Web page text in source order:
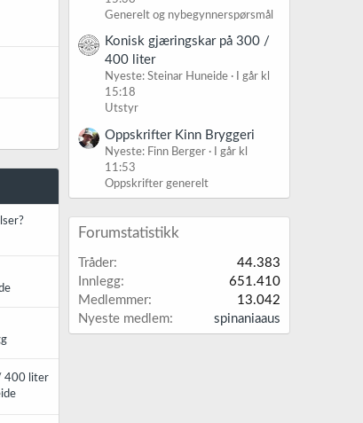
400 liter
Generelt og nybegynnerspørsmål
Konisk gjæringskar på 300 /
400 liter
Nyeste: Steinar Huneide
I går kl
15:18
Utstyr
Oppskrifter Kinn Bryggeri
Nyeste: Finn Berger
I går kl
11:53
Oppskrifter generelt
Forumstatistikk
Tråder
44.383
Innlegg
651.410
Medlemmer
13.042
Nyeste medlem
spinaniaaus